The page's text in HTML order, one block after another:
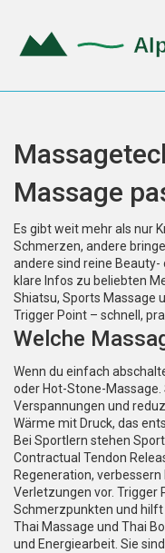
Massage
Es gibt weit mehr als nur
Schmerzen, andere
andere sind reine
klare Infos zu beliebten
Shiatsu, Sports Massage
Trigger Point – schnell,
Welche
Wenn du einfach
oder Hot-Stone-
Verspannungen und
Wärme mit Druck, das
Bei Sportlern stehen
Contractual Tendon
Regeneration,
Verletzungen vor. Trigger
Schmerzpunkten und hilft
Thai Massage und Thai
und Energiearbeit. Sie